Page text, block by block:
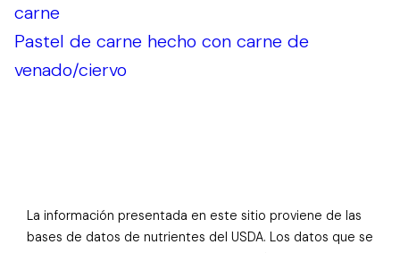
carne
Pastel de carne hecho con carne de
venado/ciervo
La información presentada en este sitio proviene de las
bases de datos de nutrientes del USDA. Los datos que se